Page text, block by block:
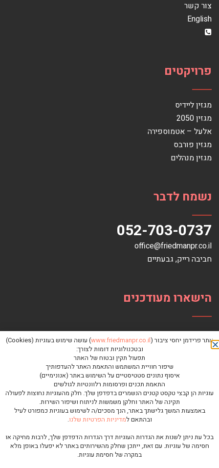
צור קשר
English
פרויקטים
מגזין ליידיס
מגזין 2050
אלעל – אטמוספירה
מגזין פורבס
מגזין מנהלים
נשמח לדבר
052-703-0737
office@friedmanpr.co.il
חביבה רייק‏, ‏גבעתיים‏
הישארו מעודכנים
כל הזכויות שמורות לפרידמן יחסי ציבור © |
בניית אתרי אינטרנט לעסקים
גלילה
אתר פרידמן יחסי ציבור (www.friedmanpr.co.il
) עושה שימוש בעוגיות (Cookies)
ובטכנולוגיות דומות לצורך:
תפעול תקין ובטוח של האתר
שיפור חוויית המשתמש והתאמת האתר להעדפותיך
איסוף נתונים סטטיסטיים על השימוש באתר (אנונימיים)
התאמת תכנים ופרסומות רלוונטיות לגולשים
עוגיות הן קבצי טקסט קטנים הנשמרים בדפדפן שלך. חלק מהעוגיות נחוצות לפעולה
תקינה של האתר וחלקן משמשות לניתוח ושיפור השירות.
באמצעות המשך גלישתך באתר, הנך מסכים/ה לשימוש בעוגיות כמפורט לעיל
ובהתאם למדיניות הפרטיות שלנו.
בכל עת ניתן לשנות את הגדרות העוגיות דרך הגדרות הדפדפן שלך, לרבות מחיקה או
חסימה של עוגיות. עם זאת, ייתכן שחלק מהשירותים באתר לא יפעלו באופן מלא
במקרה של חסימת עוגיות.